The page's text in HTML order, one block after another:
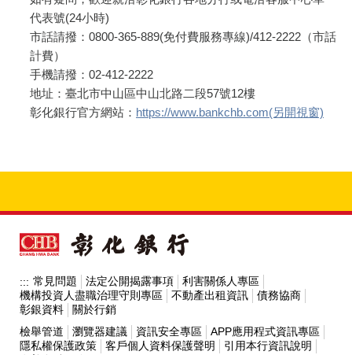
代表號(24小時)
市話請撥：0800-365-889(免付費服務專線)/412-2222（市話
計費）
手機請撥：02-412-2222
地址：臺北市中山區中山北路二段57號12樓
彰化銀行官方網站： https://www.bankchb.com(另開視窗)
::: 常見問題 法定公開揭露事項
利害關係人專區
機構投資人盡職治理守則專區
不動產出租資訊
債務協商
彰銀資料
關於行銷
檢舉管道
瀏覽器建議 資訊安全專區
APP應用程式資訊專區
隱私權保護政策
客戶個人資料保護聲明
引用本行資訊說明